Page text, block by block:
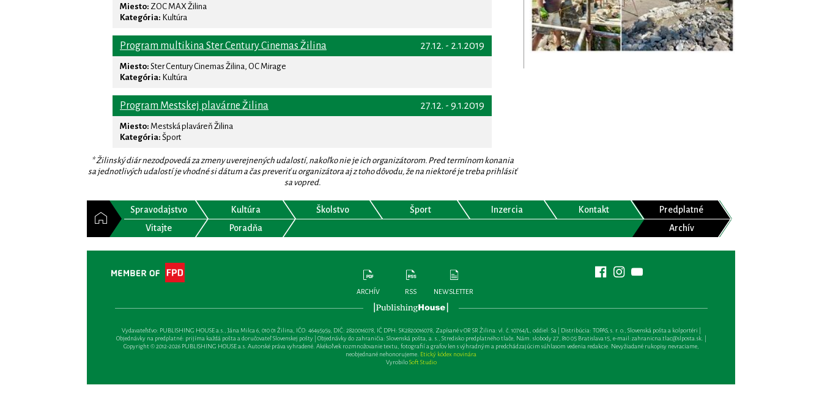
Miesto: ZOC MAX Žilina
Kategória: Kultúra
27.12. - 2.1.2019
Program multikina Ster Century Cinemas Žilina
Miesto: Ster Century Cinemas Žilina, OC Mirage
Kategória: Kultúra
27.12. - 9.1.2019
Program Mestskej plavárne Žilina
Miesto: Mestská plaváreň Žilina
Kategória: Šport
* Žilinský diár nezodpovedá za zmeny uverejnených udalostí, nakoľko nie je ich organizátorom. Pred termínom konania
sa jednotlivých udalostí je vhodné si dátum a čas preveriť u organizátora aj z toho dôvodu, že na niektoré je treba prihlásiť
sa vopred.
Spravodajstvo Kultúra Školstvo Šport Inzercia Kontakt
Predplatné
Vitajte
Poradňa Archív
ARCHÍV RSS NEWSLETTER
Vydavateľsťvo: PUBLISHING HOUSE a.s., Jána Milca 6, 010 01 Žilina, IČO: 46495959, DIČ: 2820016078, IČ DPH: SK2820016078, Zapísané v OR SR Žilina: vl. č. 10764/L, oddiel: Sa | Distribúcia: TOPAS, s. r. o., Slovenská pošta a kolportéri |
Objednávky na predplatné: prijíma každá pošta a doručovateľ Slovenskej pošty | Objednávky do zahraničia: Slovenská pošta, a. s., Stredisko predplatného tlače, Nám. slobody 27, 810 05 Bratislava 15, e-mail:zahranicna.tlac@slposta.sk. |
Copyright © 2012-2026 PUBLISHING HOUSE a.s. Autorské práva vyhradené. Akékoľvek rozmnožovanie textu, fotografií a grafov len s výhradným a predchádzajúcim súhlasom vedenia redakcie. Nevyžiadané rukopisy nevraciame,
neobjednané nehonorujeme. Etický kódex novinára
VyrobiloSoft Studio